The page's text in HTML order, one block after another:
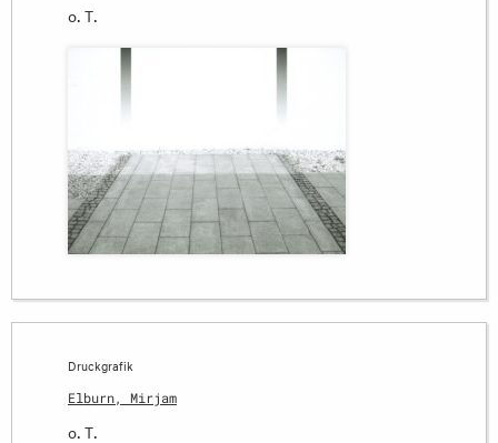
o. T.
Druckgrafik
Elburn, Mirjam
o. T.